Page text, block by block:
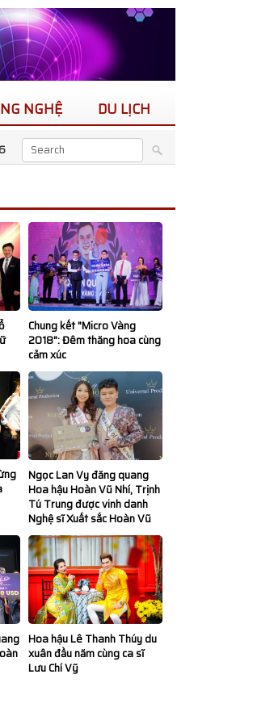
NGHỆ DU LỊCH
Chung kết "Micro Vàng
2018": Đêm thăng hoa cùng
cảm xúc
Ngọc Lan Vy đăng quang
Hoa hậu Hoàn Vũ Nhí, Trịnh
Tú Trung được vinh danh
Nghệ sĩ Xuất sắc Hoàn Vũ
Hoa hậu Lê Thanh Thúy du
xuân đầu năm cùng ca sĩ
Lưu Chí Vỹ